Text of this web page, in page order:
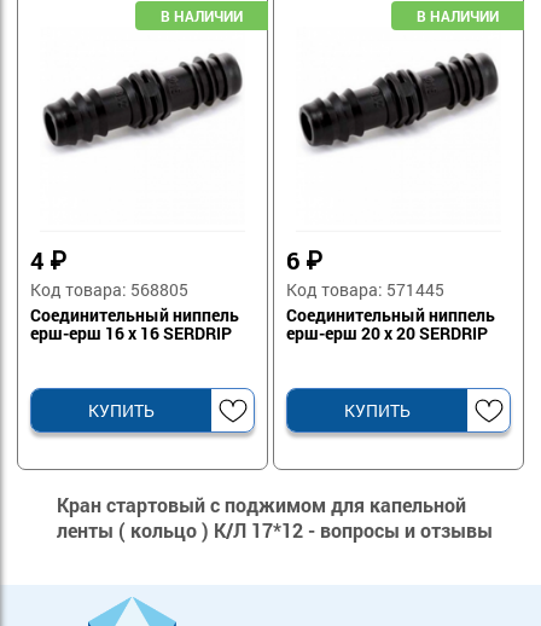
4 ₽
Код товара: 568805
Соединительный ниппель
ерш-ерш 16 х 16 SERDRIP
КУПИТЬ
6 ₽
Код товара: 571445
Соединительный ниппель
ерш-ерш 20 х 20 SERDRIP
КУПИТЬ
Кран стартовый с поджимом для капельной
ленты ( кольцо ) К/Л 17*12 - вопросы и отзывы